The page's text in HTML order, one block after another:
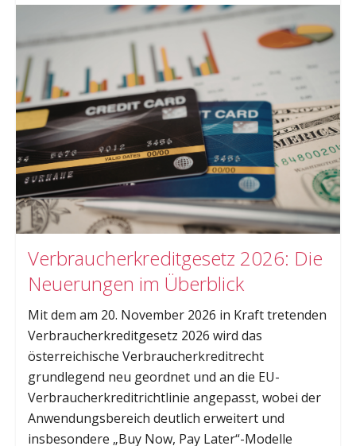
Verbraucherkreditgesetz 2026: Die
Neuerungen im Überblick
Mit dem am 20. November 2026 in Kraft tretenden
Verbraucherkreditgesetz 2026 wird das
österreichische Verbraucherkreditrecht
grundlegend neu geordnet und an die EU-
Verbraucherkreditrichtlinie angepasst, wobei der
Anwendungsbereich deutlich erweitert und
insbesondere „Buy Now, Pay Later“-Modelle